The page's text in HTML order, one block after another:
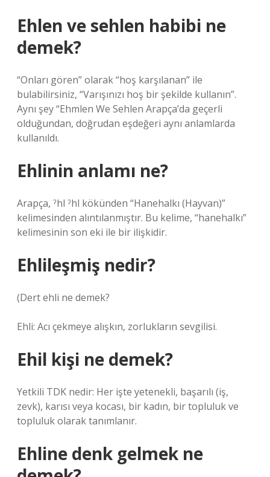
Ehlen ve sehlen habibi ne
demek?
“Onları gören” olarak “hoş karşılanan” ile
bulabilirsiniz, “Varışınızı hoş bir şekilde kullanın”.
Aynı şey “Ehmlen We Sehlen Arapça’da geçerli
olduğundan, doğrudan eşdeğeri aynı anlamlarda
kullanıldı.
Ehlinin anlamı ne?
Arapça, ˀhl ˀhl kökünden “Hanehalkı (Hayvan)”
kelimesinden alıntılanmıştır. Bu kelime, “hanehalkı”
kelimesinin son eki ile bir ilişkidir.
Ehlileşmiş nedir?
(Dert ehli ne demek?
Ehli: Acı çekmeye alışkın, zorlukların sevgilisi.
Ehil kişi ne demek?
Yetkili TDK nedir: Her işte yetenekli, başarılı (iş,
zevk), karısı veya kocası, bir kadın, bir topluluk ve
topluluk olarak tanımlanır.
Ehline denk gelmek ne